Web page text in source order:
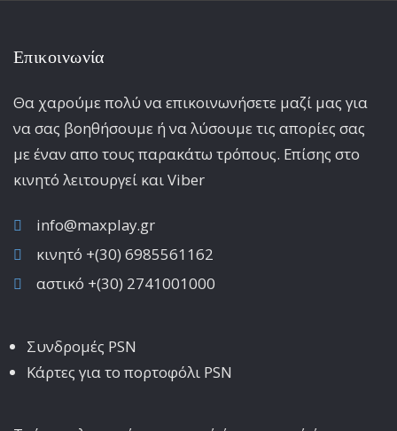
Επικοινωνία
Θα χαρούμε πολύ να επικοινωνήσετε μαζί μας για
να σας βοηθήσουμε ή να λύσουμε τις απορίες σας
με έναν απο τους παρακάτω τρόπους. Επίσης στο
κινητό λειτoυργεί και Viber
info@maxplay.gr
κινητό +(30) 6985561162
αστικό +(30) 2741001000
Συνδρομές PSN
Κάρτες για το πορτοφόλι PSN